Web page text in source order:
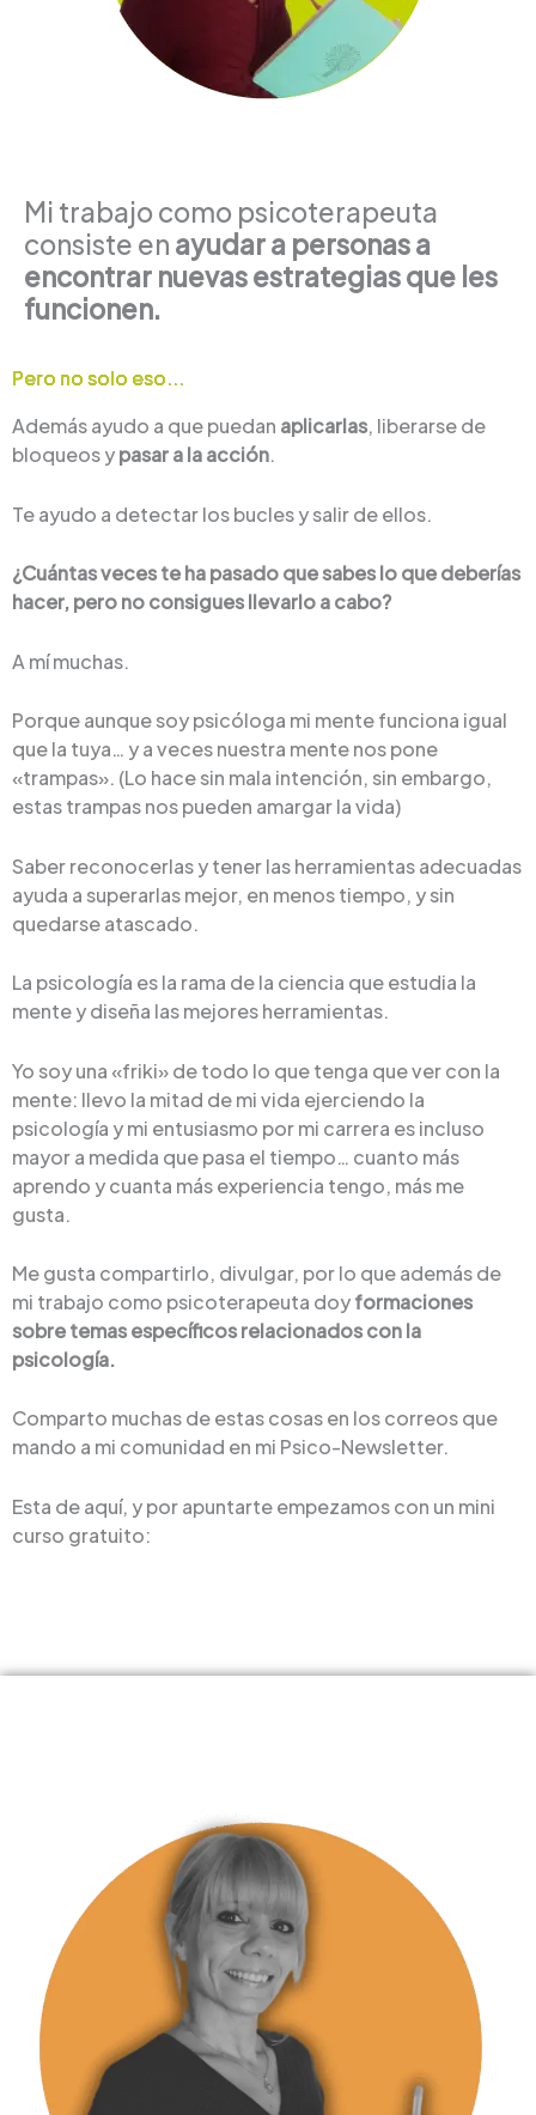
Mi trabajo como psicoterapeuta
consiste en ayudar a personas a
encontrar nuevas estrategias que les
funcionen.
Pero no solo eso...
Además ayudo a que puedan aplicarlas, liberarse de
bloqueos ypasar a la acción.
Te ayudo a detectar los bucles y salir de ellos.
¿Cuántas veces te ha pasado que sabes lo que deberías
hacer, pero no consigues llevarlo a cabo?
A mí muchas.
Porque aunque soy psicóloga mi mente funciona igual
que la tuya… y a veces nuestra mente nos pone
«trampas». (Lo hace sin mala intención, sin embargo,
estas trampas nos pueden amargar la vida)
Saber reconocerlas y tener las herramientas adecuadas
ayuda a superarlas mejor, en menos tiempo, y sin
quedarse atascado.
La psicología es la rama de la ciencia que estudia la
mente y diseña las mejores herramientas.
Yo soy una «friki» de todo lo que tenga que ver con la
mente: llevo la mitad de mi vida ejerciendo la
psicología y mi entusiasmo por mi carrera es incluso
mayor a medida que pasa el tiempo… cuanto más
aprendo y cuanta más experiencia tengo, más me
gusta.
Me gusta compartirlo, divulgar, por lo que además de
mi trabajo como psicoterapeuta doyformaciones
sobre temas específicos relacionados con la
psicología.
Comparto muchas de estas cosas en los correos que
mando a mi comunidad en mi Psico-Newsletter.
Esta de aquí, y por apuntarte empezamos con un mini
curso gratuito: